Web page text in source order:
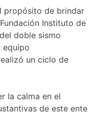
propósito de brindar
Instituto de
doble sismo
equipo
un ciclo de
la calma en el
de este ente